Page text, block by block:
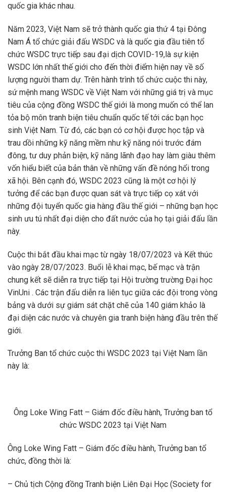
quốc gia khác nhau.
Năm 2023, Việt Nam sẽ trở thành quốc gia thứ 4 tại Đông
Nam Á tổ chức giải đấu WSDC và là quốc gia đầu tiên tổ
chức WSDC trực tiếp sau đại dịch COVID-19,là sự kiện
WSDC lớn nhất thế giới cho đến thời điểm hiện nay về số
lượng người tham dự. Trên hành trình tổ chức cuộc thi này,
sứ mệnh mang WSDC về Việt Nam với những giá trị và mục
tiêu của cộng đồng WSDC thế giới là mong muốn có thể lan
tỏa bộ môn tranh biện tiêu chuẩn quốc tế tới các bạn học
sinh Việt Nam. Từ đó, các bạn có cơ hội được học tập và
trau dồi những kỹ năng mềm như kỹ năng nói trước đám
đông, tư duy phản biện, kỹ năng lãnh đạo hay làm giàu thêm
vốn hiểu biết của bản thân về những vấn đề nóng hổi trong
xã hội. Bên cạnh đó, WSDC 2023 cũng là một cơ hội lý
tưởng để các bạn được quan sát và trực tiếp cọ xát với
những đội tuyển quốc gia hàng đầu thế giới – những bạn học
sinh ưu tú nhất đại diện cho đất nước của họ tại giải đấu lần
này.
Cuộc thi bắt đầu khai mạc từ ngày 18/07/2023 và Kết thúc
vào ngày 28/07/2023. Buổi lễ khai mạc, bế mạc và trận
chung kết sẽ diễn ra trực tiếp tại Hội trường trường Đại học
VinUni . Các trận đấu diễn ra liên tục giữa các đội trong vòng
bảng và dưới sự giám sát chặt chẽ của 140 giám khảo là
đại diện các nước và chuyên gia tranh biện hàng đầu trên thế
giới.
Trưởng Ban tổ chức cuộc thi WSDC 2023 tại Việt Nam lần
này là:
Ông Loke Wing Fatt – Giám đốc điều hành, Trưởng ban tổ
chức WSDC 2023 tại Việt Nam
Ông Loke Wing Fatt – Giám đốc điều hành, Trưởng ban tổ
chức, đồng thời là:
– Chủ tịch Cộng đồng Tranh biện Liên Đại Học (Society for